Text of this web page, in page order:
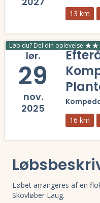
13 km
Løb du? Del din oplevelse
lør.
29
nov.
2025
16 km
Løbet arrangeres af en
Skovløber Laug.